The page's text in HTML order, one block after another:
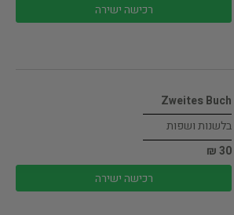
רכישה ישירה
Zweites Buch
בלשנות ושפות
30 ₪
רכישה ישירה